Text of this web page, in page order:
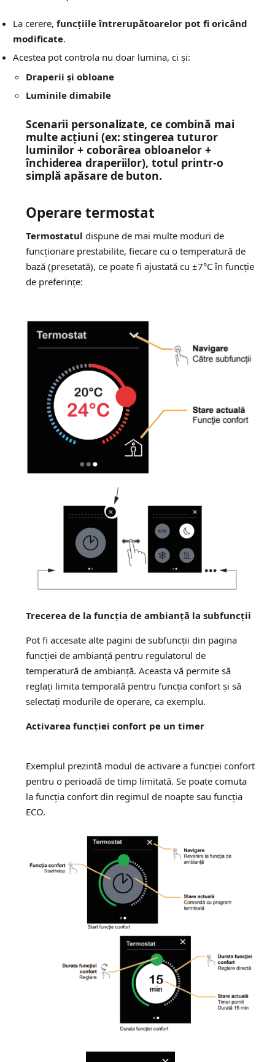
La cerere, funcțiile întrerupătoarelor pot fi oricând
modificate.
Acestea pot controla nu doar lumina, ci și:
Draperii și obloane
Luminile dimabile
Scenarii personalizate, ce combină mai
multe acțiuni (ex: stingerea tuturor
luminilor + coborârea obloanelor +
închiderea draperiilor), totul printr-o
simplă apăsare de buton.
Operare termostat
Termostatul dispune de mai multe moduri de
funcționare prestabilite, fiecare cu o temperatură de
bază (presetată), ce poate fi ajustată cu ±7°C în funcție
de preferințe:
Trecerea de la funcţia de ambianţă la subfuncţii
Pot fi accesate alte pagini de subfuncţii din pagina
funcţiei de ambianţă pentru regulatorul de
temperatură de ambianţă. Aceasta vă permite să
reglați limita temporală pentru funcţia confort și să
selectați modurile de operare, ca exemplu.
Activarea funcției confort pe un timer
Exemplul prezintă modul de activare a funcţiei confort
pentru o perioadă de timp limitată. Se poate comuta
la funcţia confort din regimul de noapte sau funcţia
ECO.